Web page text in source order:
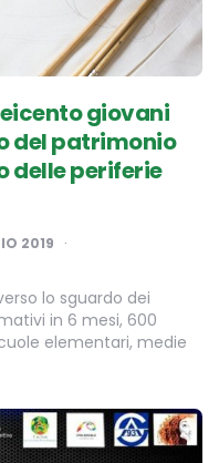
giovani
del patrimonio
delle periferie
2019
lo sguardo dei
in 6 mesi, 600
elementari, medie